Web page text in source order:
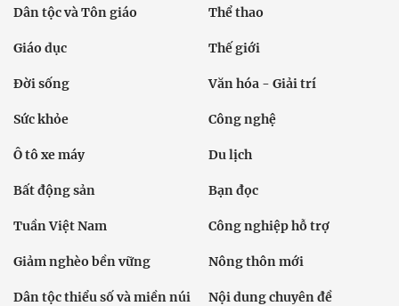
Dân tộc và Tôn giáo Thể thao
Giáo dục Thế giới
Đời sống Văn hóa - Giải trí
Sức khỏe Công nghệ
Ô tô xe máy Du lịch
Bất động sản Bạn đọc
Tuần Việt Nam Công nghiệp hỗ trợ
Giảm nghèo bền vững Nông thôn mới
Dân tộc thiểu số và miền núi Nội dung chuyên đề